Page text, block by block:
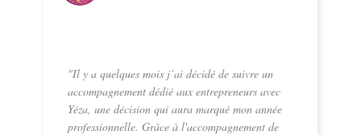
"Il y a quelques mois j’ai décidé de suivre un
accompagnement dédié aux entrepreneurs avec
Yéza, une décision qui aura marqué mon année
professionnelle. Grâce à l'accompagnement de